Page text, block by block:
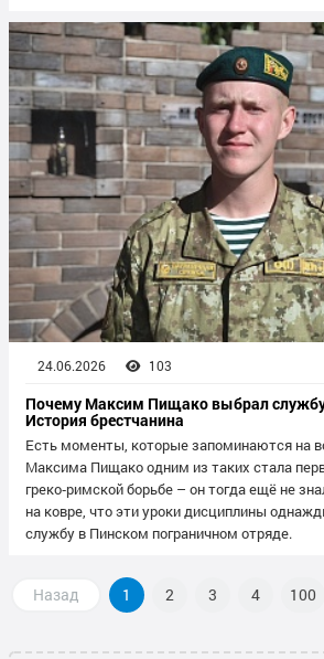
24.06.2026 103
Почему Максим Пищако выбрал службу
История брестчанина
Есть моменты, которые запоминаются на
Максима Пищако одним из таких стала
греко‑римской борьбе – он тогда ещё не
на ковре, что эти уроки дисциплины
службу в Пинском пограничном отряде.
Назад 1 2 3 4 100